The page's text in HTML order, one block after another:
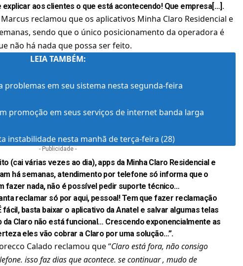
explicar aos clientes o que está acontecendo! Que empresa[…].
reclamou que os aplicativos Minha Claro Residencial e
sendo que o único posicionamento da operadora é
não há nada que possa ser feito.
LEIA TAMBÉM:
problemas em seu sistema nesta segunda-feira
promoção em seus serviços de internet banda larga
instabilidade nesta manhã de terça-feira (28)
- Publicidade -
(cai várias vezes ao dia), apps da Minha Claro Residencial e
há semanas, atendimento por telefone só informa que o
fazer nada, não é possível pedir suporte técnico…
reclamar só por aqui, pessoal! Tem que fazer reclamação
basta baixar o aplicativo da Anatel e salvar algumas telas
da Claro não está funcional… Crescendo exponencialmente as
eles vão cobrar a Claro por uma solução…”.
Calado reclamou que “Claro está fora, não consigo
isso faz dias que acontece. se continuar , mudo de